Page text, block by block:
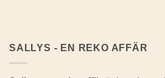
SALLYS - EN REKO AFFÄR